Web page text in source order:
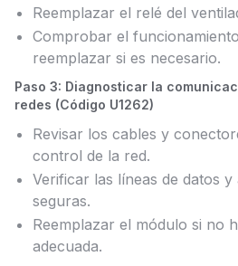
Reemplazar el relé del
Comprobar el
reemplazar si es necesario.
Paso 3: Diagnosticar la
redes (Código U1262)
Revisar los cables y
control de la red.
Verificar las líneas de datos
seguras.
Reemplazar el módulo si no
adecuada.